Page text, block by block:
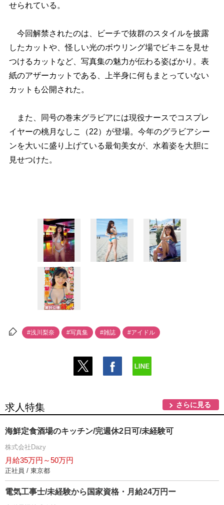
せられている。
今回解禁されたのは、ビーチで抜群のスタイルを披露
したカットや、怪しい光のボウリング場でビキニを見せ
つけるカットなど、写真集の魅力が伝わる姿ばかり。表
紙のアザーカットである、上半身に何もまとっていない
カットも公開された。
また、同号の巻末グラビアには現役ナースでコスプレ
イヤーの桃月なしこ（22）が登場。今年のグラビアシー
ンを大いに盛り上げている最旬美女が、水着姿を大胆に
見せつけた。
#浅川梨奈 #写真集 #雑誌 #アイドル
求人特集 さらに見る
海鮮定食酒場のキッチン/完週休2日可/未経験可
株式会社Dazy
月給35万円～50万円
正社員 / 東京都
電気工事士/未経験から国家資格・月給24万円ー